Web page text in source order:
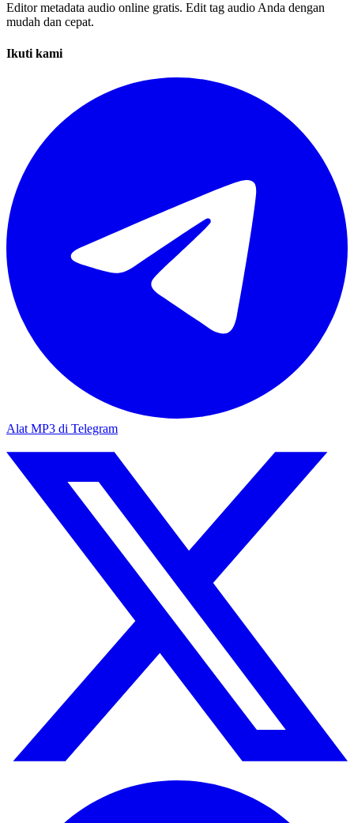
Editor metadata audio online gratis. Edit tag audio Anda dengan
mudah dan cepat.
Ikuti kami
Alat MP3 di Telegram